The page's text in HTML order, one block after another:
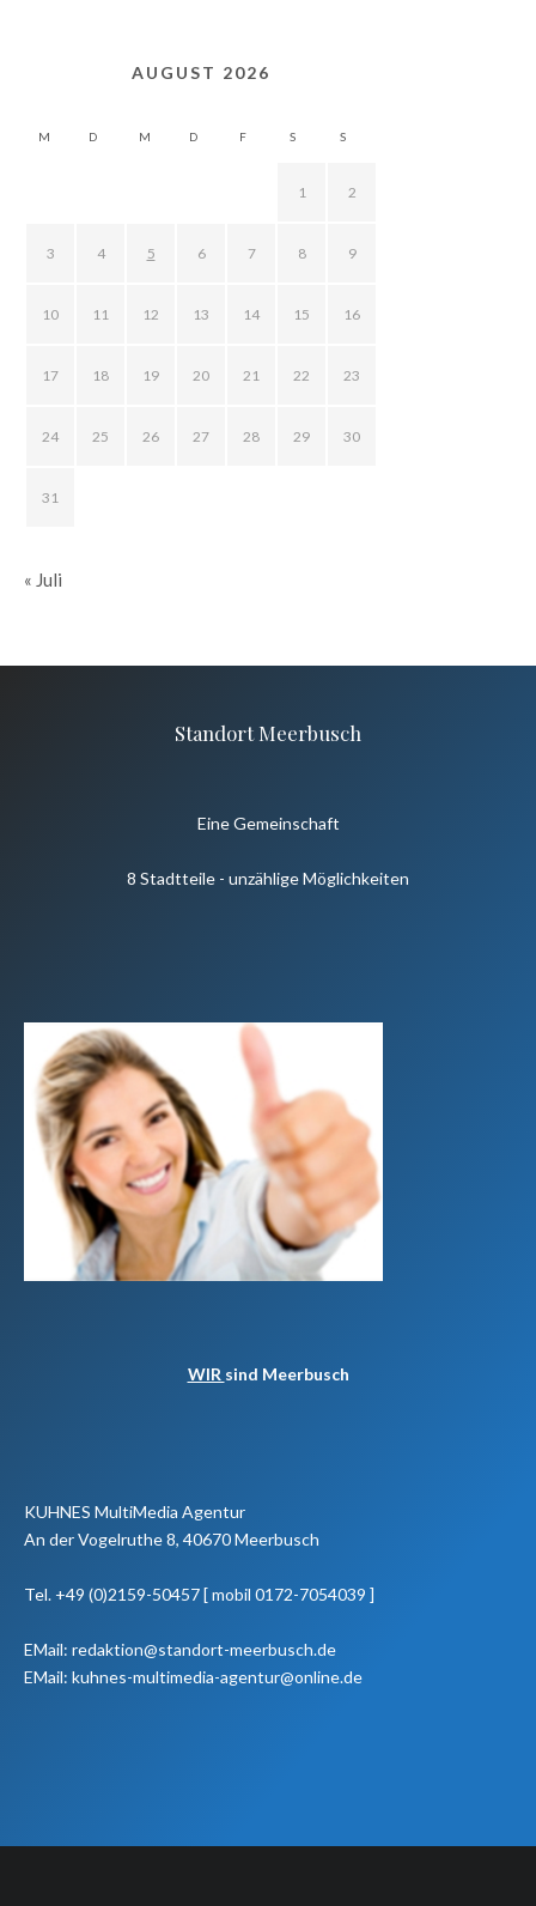
AUGUST 2026
M D M D F S S
1 2
3 4 5 6 7 8 9
10 11 12 13 14 15 16
17 18 19 20 21 22 23
24 25 26 27 28 29 30
31
« Juli
Standort Meerbusch
Eine Gemeinschaft
8 Stadtteile - unzählige Möglichkeiten
WIR sind Meerbusch
KUHNES MultiMedia Agentur
An der Vogelruthe 8, 40670 Meerbusch
Tel. +49 (0)2159-50457 [ mobil 0172-7054039 ]
EMail: redaktion@standort-meerbusch.de
EMail: kuhnes-multimedia-agentur@online.de